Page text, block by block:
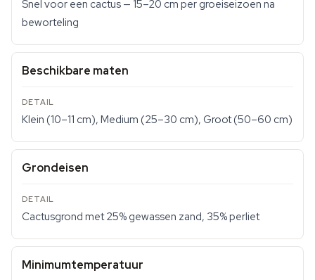
Snel voor een cactus — 15–20 cm per groeiseizoen na
beworteling
Beschikbare maten
Klein (10–11 cm), Medium (25–30 cm), Groot (50–60 cm)
Grondeisen
Cactusgrond met 25% gewassen zand, 35% perliet
Minimumtemperatuur